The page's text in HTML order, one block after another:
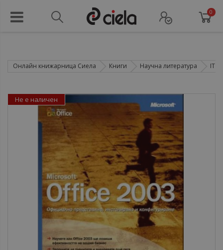
0
Онлайн книжарница Сиела Книги Научна литература IT
Не е наличен